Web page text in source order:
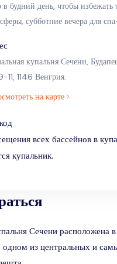
в будний день, чтобы избежать
субботние вечера для
купальня Сечени,
11, 1146 Венгрия.
на карте
всех бассейнов в
купальник.
Сечени расположена в
одном из центральных и